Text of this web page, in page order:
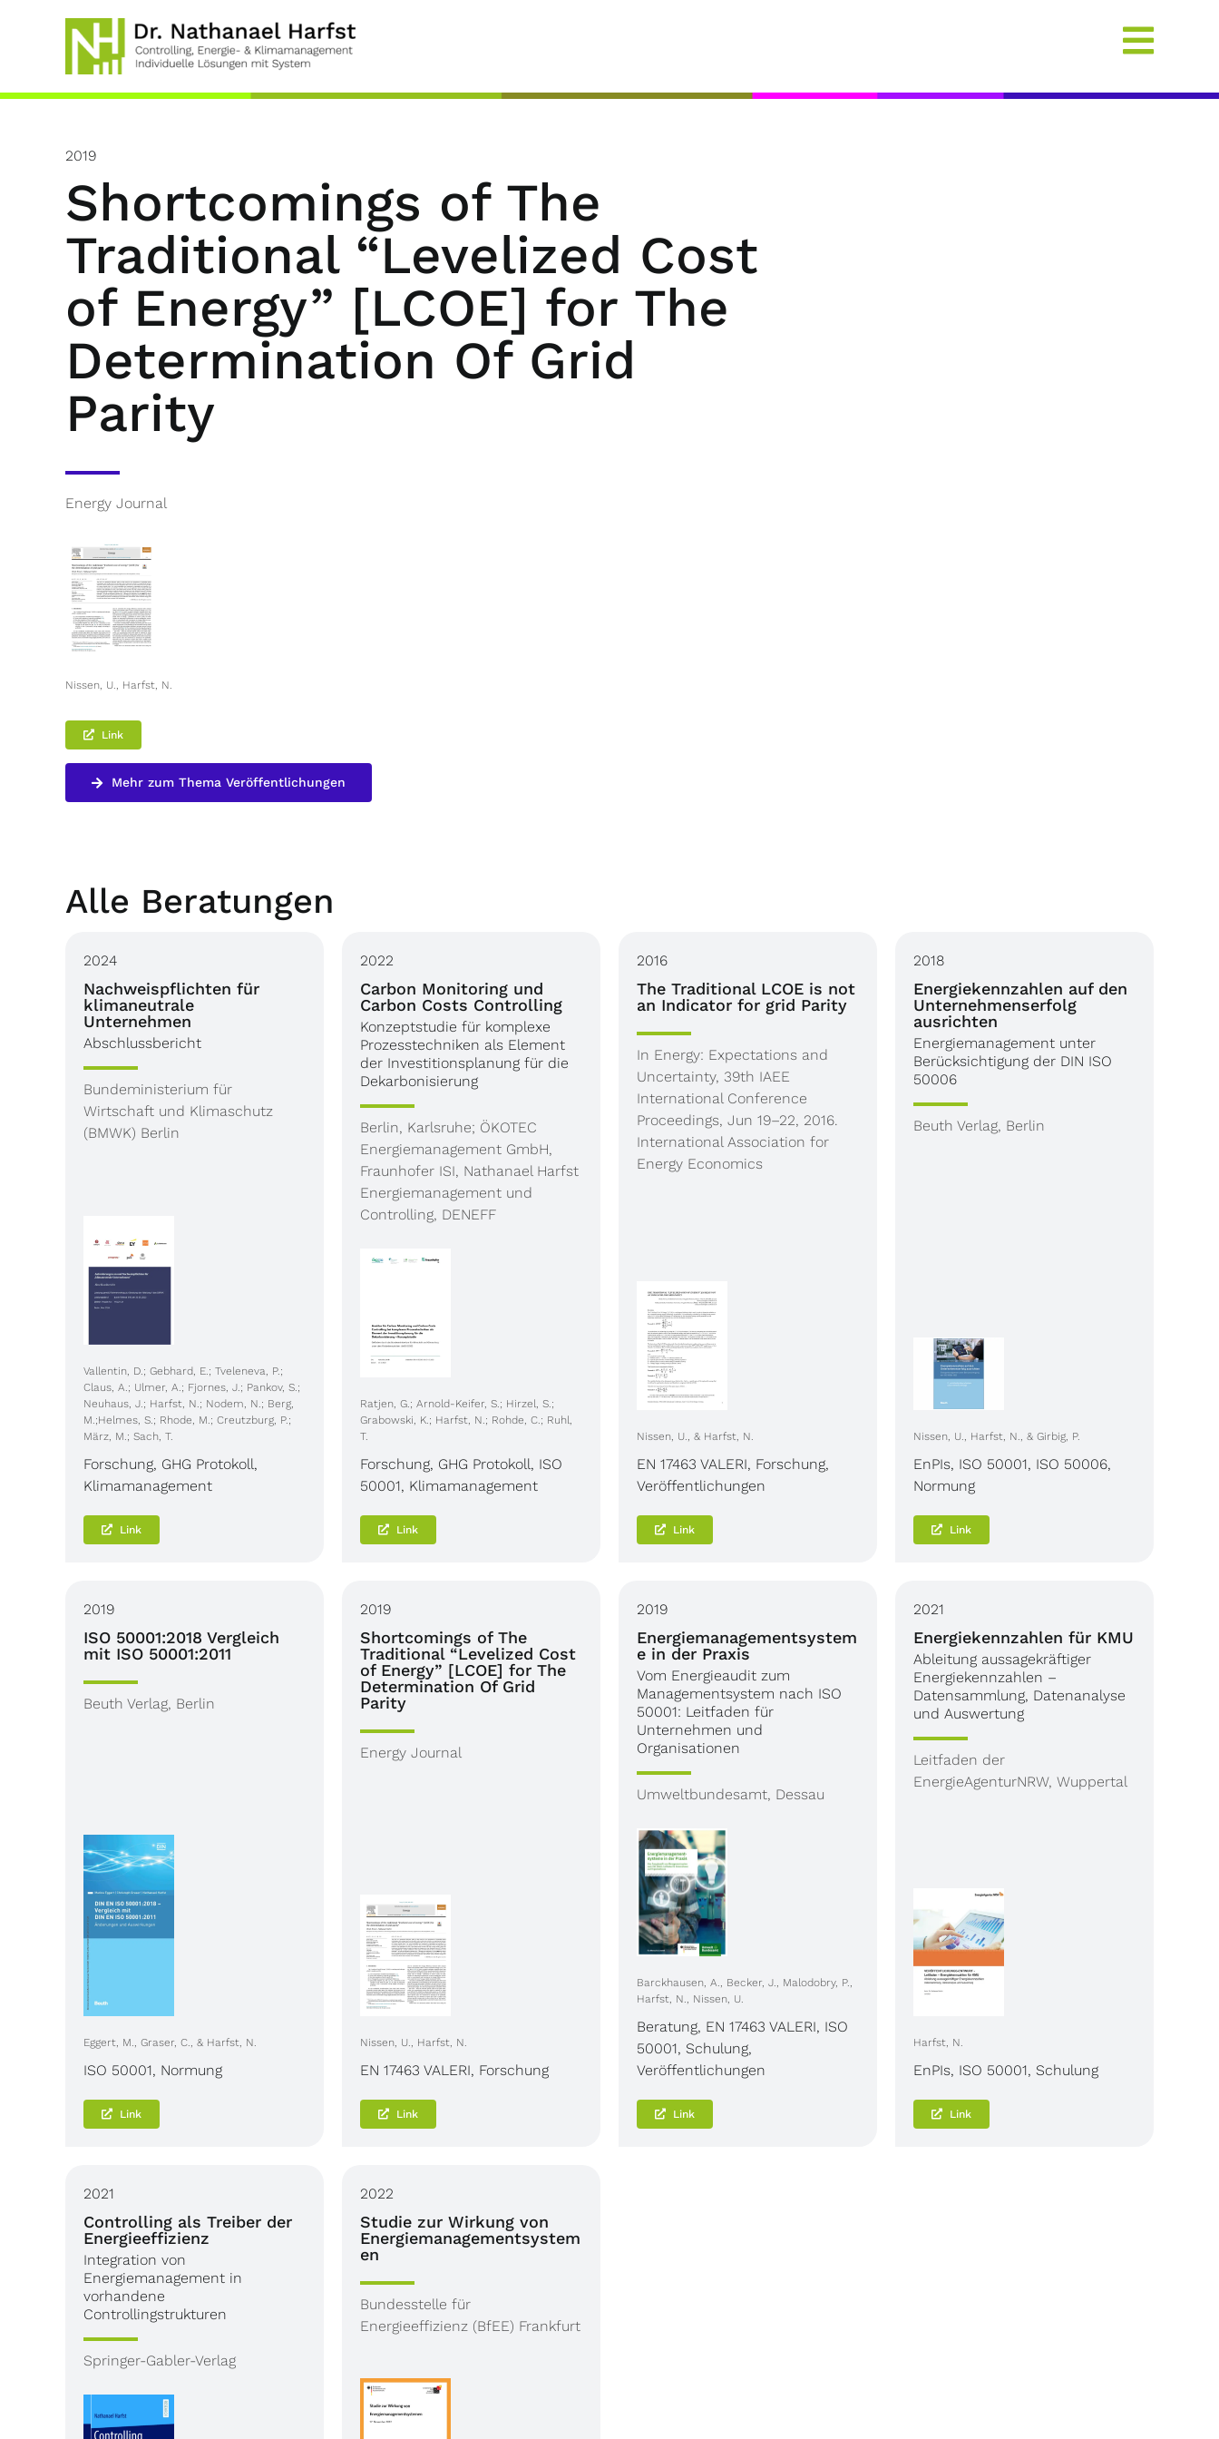
2019
Shortcomings of The
Traditional “Levelized Cost
of Energy” [LCOE] for The
Determination Of Grid
Parity
Energy Journal
Nissen, U., Harfst, N.
Link
Mehr zum Thema Veröffentlichungen
Alle Beratungen
2024
Nachweispflichten für
klimaneutrale
Unternehmen
Abschlussbericht
Bundeministerium für
Wirtschaft und Klimaschutz
(BMWK) Berlin
Vallentin, D.; Gebhard, E.; Tveleneva, P.;
Claus, A.; Ulmer, A.; Fjornes, J.; Pankov, S.;
Neuhaus, J.; Harfst, N.; Nodem, N.; Berg,
M.;Helmes, S.; Rhode, M.; Creutzburg, P.;
März, M.; Sach, T.
Forschung, GHG Protokoll,
Klimamanagement
Link
2022
Carbon Monitoring und
Carbon Costs Controlling
Konzeptstudie für komplexe
Prozesstechniken als Element
der Investitionsplanung für die
Dekarbonisierung
Berlin, Karlsruhe; ÖKOTEC
Energiemanagement GmbH,
Fraunhofer ISI, Nathanael Harfst
Energiemanagement und
Controlling, DENEFF
Ratjen, G.; Arnold-Keifer, S.; Hirzel, S.;
Grabowski, K.; Harfst, N.; Rohde, C.; Ruhl,
T.
Forschung, GHG Protokoll, ISO
50001, Klimamanagement
Link
2016
The Traditional LCOE is not
an Indicator for grid Parity
In Energy: Expectations and
Uncertainty, 39th IAEE
International Conference
Proceedings, Jun 19–22, 2016.
International Association for
Energy Economics
Nissen, U., & Harfst, N.
EN 17463 VALERI, Forschung,
Veröffentlichungen
Link
2018
Energiekennzahlen auf den
Unternehmenserfolg
ausrichten
Energiemanagement unter
Berücksichtigung der DIN ISO
50006
Beuth Verlag, Berlin
Nissen, U., Harfst, N., & Girbig, P.
EnPIs, ISO 50001, ISO 50006,
Normung
Link
2019
ISO 50001:2018 Vergleich
mit ISO 50001:2011
Beuth Verlag, Berlin
Eggert, M., Graser, C., & Harfst, N.
ISO 50001, Normung
Link
2019
Shortcomings of The
Traditional “Levelized Cost
of Energy” [LCOE] for The
Determination Of Grid
Parity
Energy Journal
Nissen, U., Harfst, N.
EN 17463 VALERI, Forschung
Link
2019
Energiemanagementsystem
e in der Praxis
Vom Energieaudit zum
Managementsystem nach ISO
50001: Leitfaden für
Unternehmen und
Organisationen
Umweltbundesamt, Dessau
Barckhausen, A., Becker, J., Malodobry, P.,
Harfst, N., Nissen, U.
Beratung, EN 17463 VALERI, ISO
50001, Schulung,
Veröffentlichungen
Link
2021
Energiekennzahlen für KMU
Ableitung aussagekräftiger
Energiekennzahlen –
Datensammlung, Datenanalyse
und Auswertung
Leitfaden der
EnergieAgenturNRW, Wuppertal
Harfst, N.
EnPIs, ISO 50001, Schulung
Link
2021
Controlling als Treiber der
Energieeffizienz
Integration von
Energiemanagement in
vorhandene
Controllingstrukturen
Springer-Gabler-Verlag
2022
Studie zur Wirkung von
Energiemanagementsystem
en
Bundesstelle für
Energieeffizienz (BfEE) Frankfurt